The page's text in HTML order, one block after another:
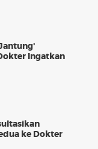
Ingatkan
ke Dokter